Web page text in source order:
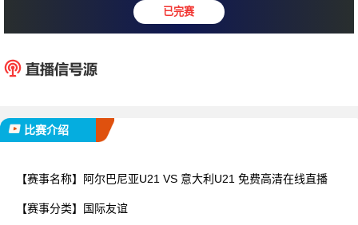
0 : 0
比赛介绍
【赛事名称】 阿尔巴尼亚U21 VS 意大利U21 免费高清在线直播
【赛事分类】 国际友谊